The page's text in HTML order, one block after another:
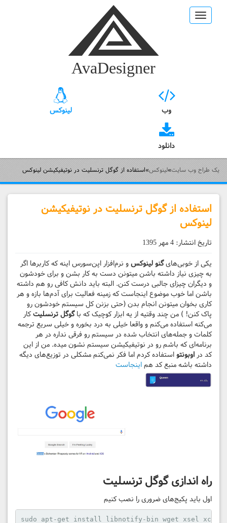
Toggle
navigation
AvaDesigner
وب لینوکس
دانلود
یک طراح وب سایت»لینوکس»استفاده از گوگل ترنسلیت در نوتیفیکیشن لینوکس
استفاده از گوگل ترنسلیت در نوتیفیکیشن
لینوکس
تاریخ انتشار: 4 مهر 1395
یکی از خوبی‌هایگنو لینوکس و نرم‌افزار اپن‌سورس اینه که کاربر‌ها اگر
به چیزی نیاز داشته باشن میتونن دست به کار بشن و برای خودشون
و دیگران چیزای جالبی درست کنن. البته باید دانش کافی رو هم داشته
باشن اما خوب موضوع اینجاست که زمینه فعالیت برای آدم‌ها بازه و هر
کاری بخوان میتونن انجام بدن (حتی بزنن کل سیستم خودشون رو
پاک کنن! ) من چند وقتیه از یه ابزار کوچیک که باگوگل ترنسلیتکار
می‌کنه استفاده می‌کنم و واقعا خیلی به درد بخوره و خیلی سریع ترجمه
کلمات و جمله‌های انتخاب شده در سیستم رو فرقی نداره در هر
برنامه‌ای که باشم رو در نوتیفیکیشن سیستم نشون میده. من از این
کد در اوبونتو استفاده کردم اما فکر نمی‌کنم مشکلی در توزیع‌های دیگه
داشته باشه منبع کد هم اینجاست
راه اندازی گوگل ترنسلیت
اول باید پکیج‌های ضروری را نصب کنیم
sudo apt-get install libnotify-bin wget xsel xclip